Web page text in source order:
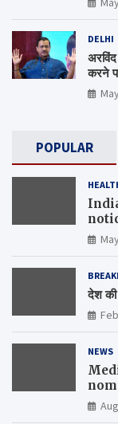
DELHI
करने
POPULAR
the
देश की
NEWS
Shiv